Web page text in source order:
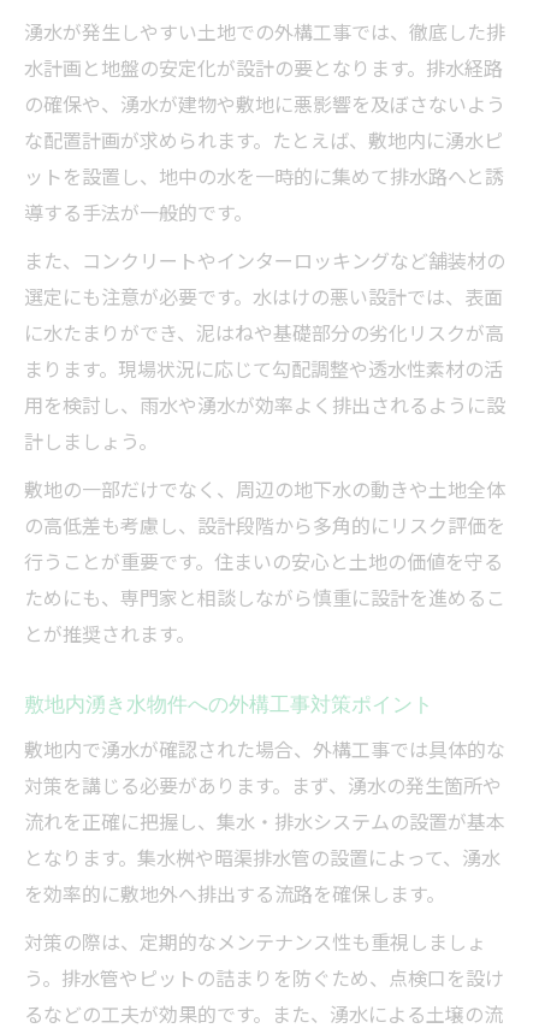
湧水対策に優れた外構工事の施工法を徹底
解説
外構工事で湧水対策を強化する具体的なポ
イント
湧水ピットや排水設備を活用した外構工事
土地から湧水対策に効く外構工事技術の選
外構工事で湧水リスクを長期的に抑える施
工ポイント
外構工事を成功させる湧水ピット活用法
湧水ピットの役割と外構工事における活用
ポイント
外構工事で湧水ピットを設置するメリット
とは
湧水ピットを用いた外構工事の具体的な施
外構工事の現場で湧水ピットを有効利用す
るコツ
土地の湧水対策における外構工事ピットの
選び方
地下水が影響する外構工事の注意点を解説
外構工事で地下水の影響を最小限に抑える
方法
地下水を踏まえた外構工事の設計ポイント
解説
湧水が発生しやすい土地での外構工事では、徹底した排
水計画と地盤の安定化が設計の要となります。排水経路
の確保や、湧水が建物や敷地に悪影響を及ぼさないよう
な配置計画が求められます。たとえば、敷地内に湧水ピ
ットを設置し、地中の水を一時的に集めて排水路へと誘
導する手法が一般的です。
また、コンクリートやインターロッキングなど舗装材の
選定にも注意が必要です。水はけの悪い設計では、表面
に水たまりができ、泥はねや基礎部分の劣化リスクが高
まります。現場状況に応じて勾配調整や透水性素材の活
用を検討し、雨水や湧水が効率よく排出されるように設
計しましょう。
敷地の一部だけでなく、周辺の地下水の動きや土地全体
の高低差も考慮し、設計段階から多角的にリスク評価を
行うことが重要です。住まいの安心と土地の価値を守る
ためにも、専門家と相談しながら慎重に設計を進めるこ
とが推奨されます。
敷地内湧き水物件への外構工事対策ポイント
敷地内で湧水が確認された場合、外構工事では具体的な
対策を講じる必要があります。まず、湧水の発生箇所や
流れを正確に把握し、集水・排水システムの設置が基本
となります。集水桝や暗渠排水管の設置によって、湧水
を効率的に敷地外へ排出する流路を確保します。
対策の際は、定期的なメンテナンス性も重視しましょ
う。排水管やピットの詰まりを防ぐため、点検口を設け
るなどの工夫が効果的です。また、湧水による土壌の流